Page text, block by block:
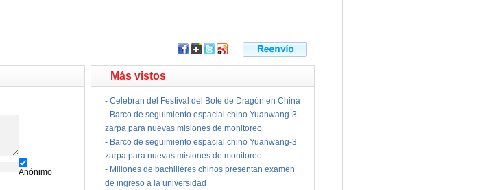
Anónimo
Más vistos
- Celebran del Festival del Bote de Dragón en China
- Barco de seguimiento espacial chino Yuanwang-3
zarpa para nuevas misiones de monitoreo
- Barco de seguimiento espacial chino Yuanwang-3
zarpa para nuevas misiones de monitoreo
- Millones de bachilleres chinos presentan examen
de ingreso a la universidad